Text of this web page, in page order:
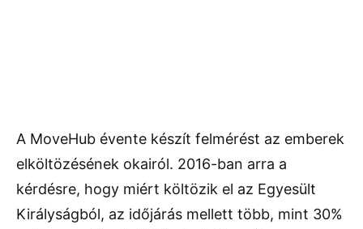
A MoveHub évente készít felmérést az emberek
elköltözésének okairól. 2016-ban arra a
kérdésre, hogy miért költözik el az Egyesült
Királyságból, az időjárás mellett több, mint 30%